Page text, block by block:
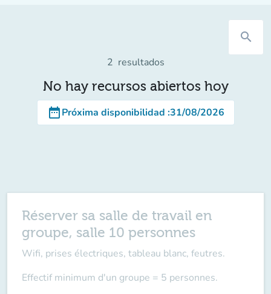
search
2 resultados
No hay recursos abiertos hoy
date_rangePróxima disponibilidad :31/08/2026
Réserver sa salle de travail en
groupe, salle 10 personnes
Wifi, prises électriques, tableau blanc, feutres.
Effectif minimum d'un groupe = 5 personnes.